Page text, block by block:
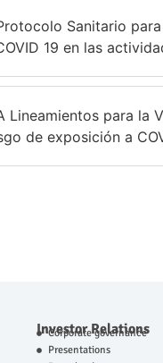
Sanitario
19 en las
Lineamientos para la
de exposición a
Investor Relations
Corporate governance
Presentations